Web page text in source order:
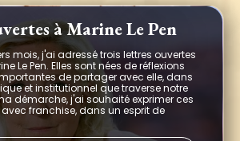
à Marine Le Pen
mois, j'ai adressé trois lettres ouvertes
Le Pen. Elles sont nées de réflexions
de partager avec elle, dans
et institutionnel que traverse notre
démarche, j'ai souhaité exprimer ces
franchise, dans un esprit de